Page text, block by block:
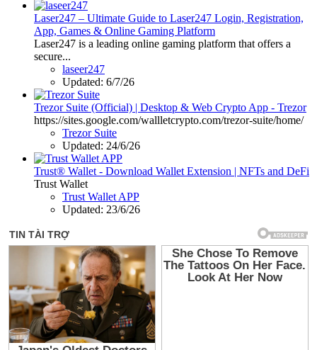
Laser247 – Ultimate Guide to Laser247 Login, Registration,
App, Games & Online Gaming Platform
Laser247 is a leading online gaming platform that offers a
secure...
laseer247
Updated: 6/7/26
Trezor Suite (Official) | Desktop & Web Crypto App - Trezor
https://sites.google.com/wallletcrypto.com/trezor-suite/home/
Trezor Suite
Updated: 24/6/26
Trust® Wallet - Download Wallet Extension | NFTs and DeFi
Trust Wallet
Trust Wallet APP
Updated: 23/6/26